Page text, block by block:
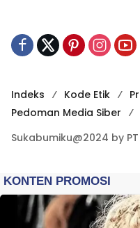
Indeks Kode Etik
Pedoman Media Siber
Sukabumiku@2024 by